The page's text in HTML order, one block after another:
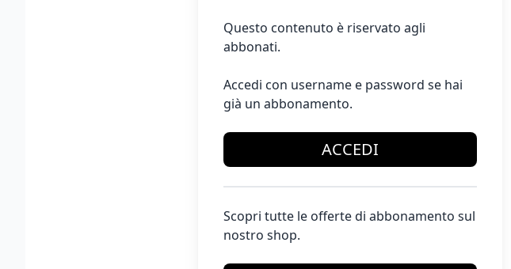
Questo contenuto è riservato agli
abbonati.
Accedi con username e password se hai
già un abbonamento.
ACCEDI
Scopri tutte le offerte di abbonamento sul
nostro shop.